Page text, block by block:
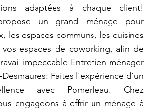
adaptées à chaque client!
un grand ménage pour
les espaces communs, les cuisines
espaces de coworking, afin de
impeccable Entretien ménager
Faites l'expérience d'un
avec Pomerleau. Chez
engageons à offrir un ménage à